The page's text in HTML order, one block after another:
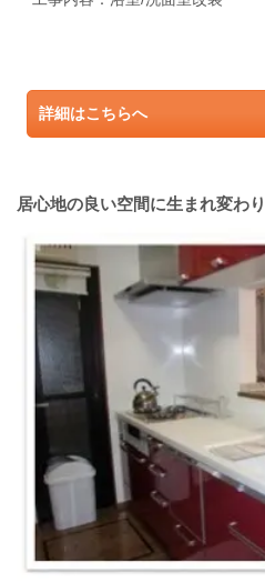
詳細はこちらへ
居心地の良い空間に生まれ変わ